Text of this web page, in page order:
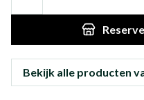
Bekijk alle producten